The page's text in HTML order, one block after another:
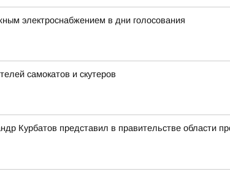
электроснабжением в дни голосования
самокатов и скутеров
Курбатов представил в правительстве области